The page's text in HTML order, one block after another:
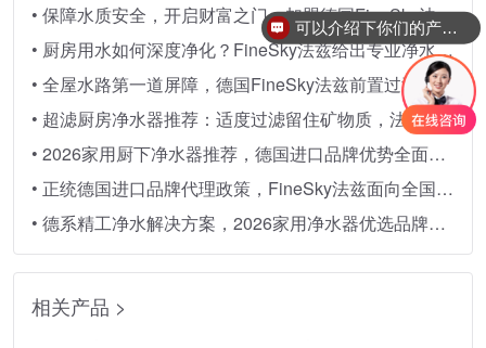
• 保障水质安全，开启财富之门：加盟德国FineSky法兹净水
• 厨房用水如何深度净化？FineSky法兹给出专业净水答案
• 全屋水路第一道屏障，德国FineSky法兹前置过滤器拦截大颗粒杂质
• 超滤厨房净水器推荐：适度过滤留住矿物质，法兹超滤净水器优势
• 2026家用厨下净水器推荐，德国进口品牌优势全面解析
• 正统德国进口品牌代理政策，FineSky法兹面向全国招商
• 德系精工净水解决方案，2026家用净水器优选品牌FineSky法兹
相关产品 >
可以介绍下你们的产品么